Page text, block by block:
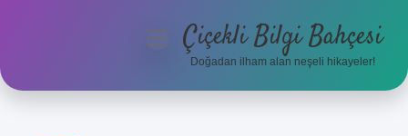
Anasayfa
menüyüÇiçekli Bilgi Bahçesi
Doğadan ilham alan neşeli hikayeler!